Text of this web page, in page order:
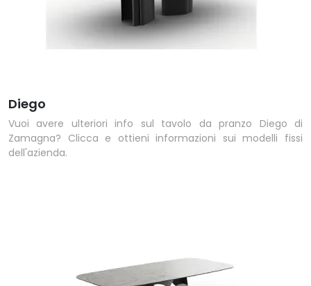
Diego
Vuoi avere ulteriori info sul tavolo da pranzo Diego di
Zamagna? Clicca e ottieni informazioni sui modelli fissi
dell'azienda.